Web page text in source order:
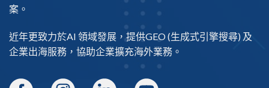
案。
近年更致力於AI 領域發展，提供GEO(生成式引擎搜尋) 及
企業出海服務，協助企業擴充海外業務。